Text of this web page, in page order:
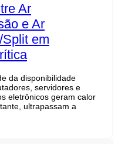
Ar
e Ar
em
da disponibilidade
servidores e
eletrônicos geram calor
ultrapassam a